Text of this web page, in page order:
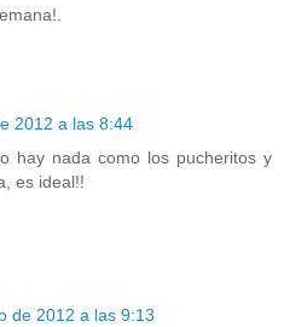
2012 a las 8:44
hay nada como los pucheritos y
es ideal!!
de 2012 a las 9:13